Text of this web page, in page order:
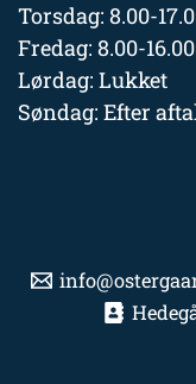
Torsdag: 8.00-
Fredag: 8.00-16.00
Lørdag: Lukket
Søndag: Efter